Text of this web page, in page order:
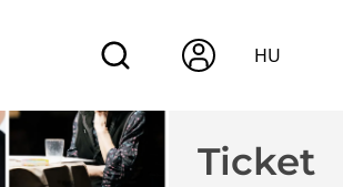
HU
Ticket